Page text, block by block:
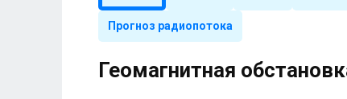
Прогноз радиопотока
Геомагнитная